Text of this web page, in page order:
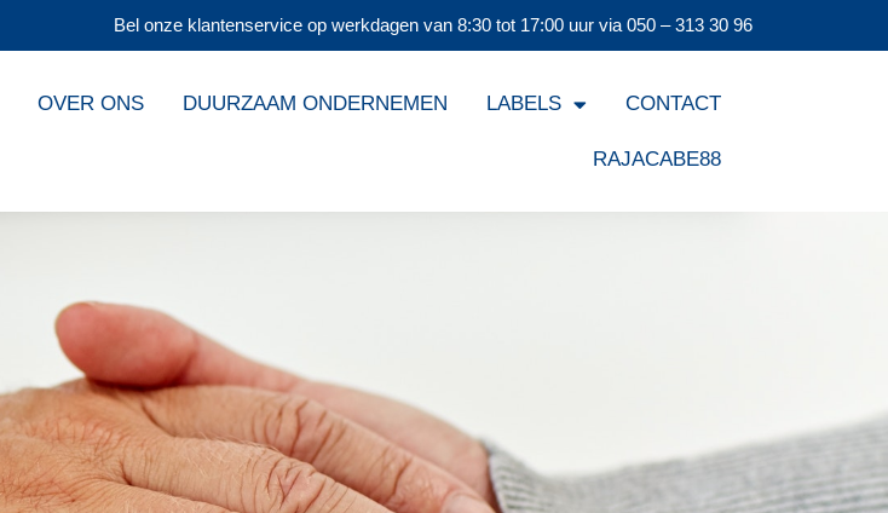
Bel onze klantenservice op werkdagen van 8:30 tot 17:00 uur via 050 – 313 30 96
OVER ONS DUURZAAM ONDERNEMEN LABELS CONTACT
RAJACABE88